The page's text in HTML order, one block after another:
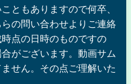
ともありますので何卒、
の問い合わせよりご連絡
点の日時のものですの
がございます。動画サム
せん。その点ご理解いた